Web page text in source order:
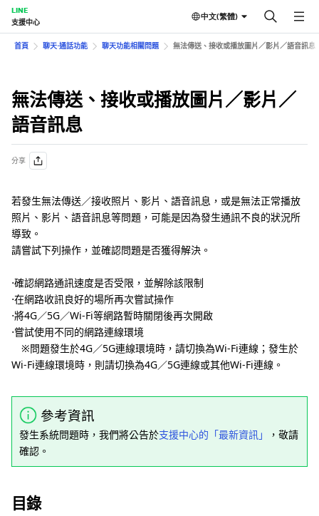
LINE
支援中心
中文(繁體)
首頁 聊天⋅通話功能 聊天功能相關問題 無法傳送、接收或播放圖片／影片／語音訊息
無法傳送、接收或播放圖片／影片／
語音訊息
分享
若發生無法傳送／接收照片、影片、語音訊息，或是無法正常播放
照片、影片、語音訊息等問題，可能是因為發生通訊不良的狀況所
導致。
請嘗試下列操作，並確認問題是否獲得解決。
⋅確認網路通訊速度是否受限，並解除該限制
⋅在網路收訊良好的場所再次嘗試操作
⋅將4G／5G／Wi-Fi等網路暫時關閉後再次開啟
⋅嘗試使用不同的網路連線環境
※問題發生於4G／5G連線環境時，請切換為Wi-Fi連線；發生於
Wi-Fi連線環境時，則請切換為4G／5G連線或其他Wi-Fi連線。
參考資訊
發生系統問題時，我們將公告於支援中心的「最新資訊」
，敬請
確認。
目錄